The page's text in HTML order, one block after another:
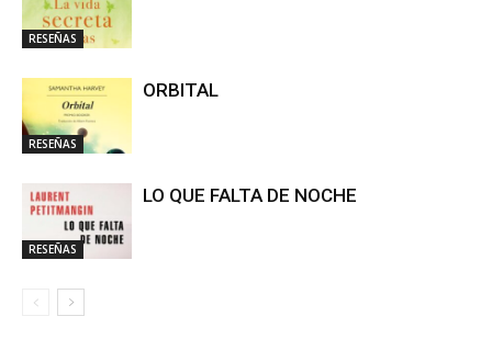
RESEÑAS
RESEÑAS
ORBITAL
RESEÑAS
LO QUE FALTA DE NOCHE